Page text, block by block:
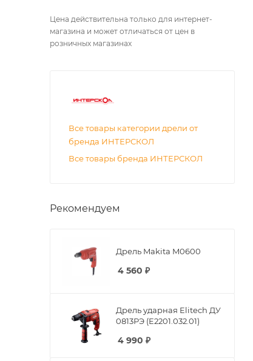
Цена действительна только для интернет-
магазина и может отличаться от цен в
розничных магазинах
Все товары категории дрели от
бренда ИНТЕРСКОЛ
Все товары бренда ИНТЕРСКОЛ
Рекомендуем
Дрель Makita M0600
4 560 ₽
Дрель ударная Elitech ДУ
0813РЭ (E2201.032.01)
4 990 ₽